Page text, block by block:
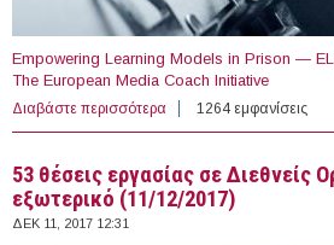
Empowering Learning Models in Prison —
The European Media Coach Initiative
Διαβάστε περισσότερα για Open Vacancies at
1264 εμφανίσεις
53 θέσεις εργασίας σε Διεθνείς
εξωτερικό (11/12/2017)
ΔΕΚ 11, 2017 12:31